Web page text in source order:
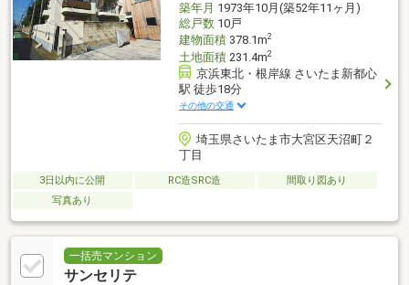
築年月 1973年10月(築52年11ヶ月)
総戸数10戸
建物面積378.1m2
土地面積231.4m2
京浜東北・根岸線 さいたま新都心
駅 徒歩18分
その他の交通
埼玉県さいたま市大宮区天沼町２
丁目
3日以内に公開 RC造SRC造
間取り図あり
写真あり
一括売マンション
サンセリテ